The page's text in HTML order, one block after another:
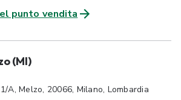
punto vendita
(MI)
A, Melzo, 20066, Milano, Lombardia